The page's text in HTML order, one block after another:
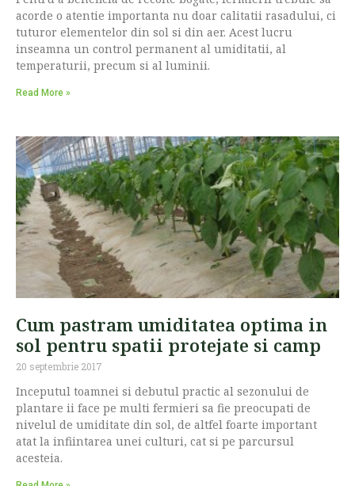
acorde o atentie importanta nu doar calitatii rasadului, ci
tuturor elementelor din sol si din aer. Acest lucru
inseamna un control permanent al umiditatii, al
temperaturii, precum si al luminii.
Read More »
Cum pastram umiditatea optima in
sol pentru spatii protejate si camp
20 septembrie 2017
Inceputul toamnei si debutul practic al sezonului de
plantare ii face pe multi fermieri sa fie preocupati de
nivelul de umiditate din sol, de altfel foarte important
atat la infiintarea unei culturi, cat si pe parcursul
acesteia.